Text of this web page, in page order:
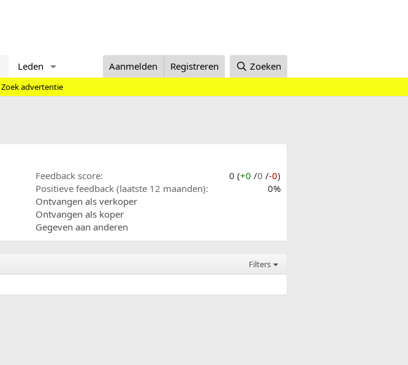
Leden Aanmelden Registreren Zoeken
Zoek advertentie
Feedback score 0 (+0 /0 /-0)
Positieve feedback (laatste 12 maanden)
0%
Ontvangen als verkoper
Ontvangen als koper
Gegeven aan anderen
Filters